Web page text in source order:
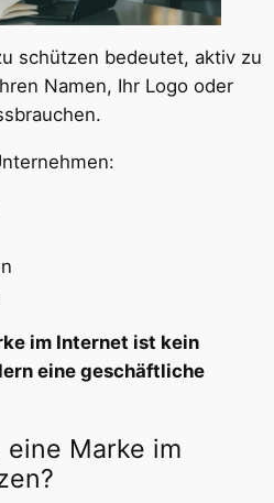
schützen bedeutet, aktiv zu
Namen, Ihr Logo oder
im Internet ist kein
eine geschäftliche
eine Marke im